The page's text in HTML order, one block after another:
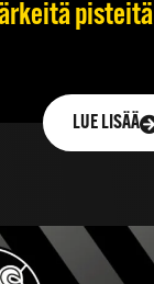
pisteitä
LUE LISÄÄ